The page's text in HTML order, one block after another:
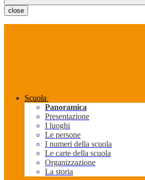
close
Scuola
Panoramica
Presentazione
I luoghi
Le persone
I numeri della scuola
Le carte della scuola
Organizzazione
La storia